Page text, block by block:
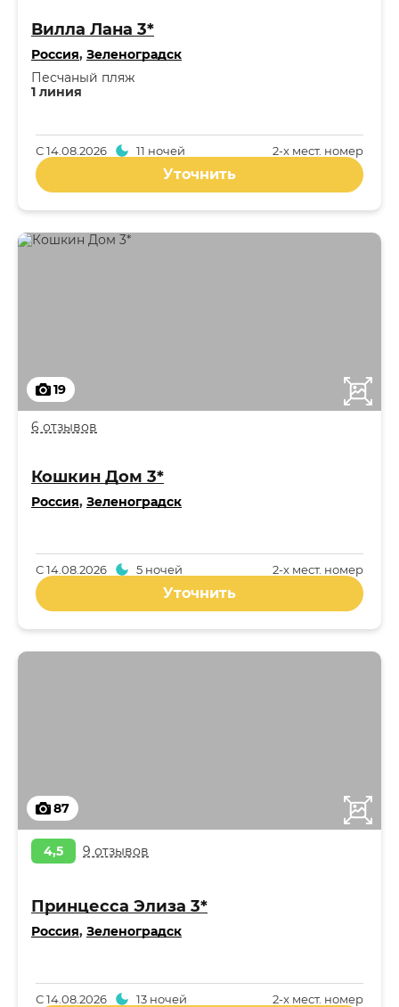
Вилла Лана 3*
Россия, Зеленоградск
1 линия
Песчаный пляж
2-x мест. номер
С14.08.2026 11 ночей
Уточнить
19
6 отзывов
Кошкин Дом 3*
Россия, Зеленоградск
2-x мест. номер
С14.08.2026 5 ночей
Уточнить
87
4,5 9 отзывов
Принцесса Элиза 3*
Россия, Зеленоградск
2-x мест. номер
С14.08.2026 13 ночей